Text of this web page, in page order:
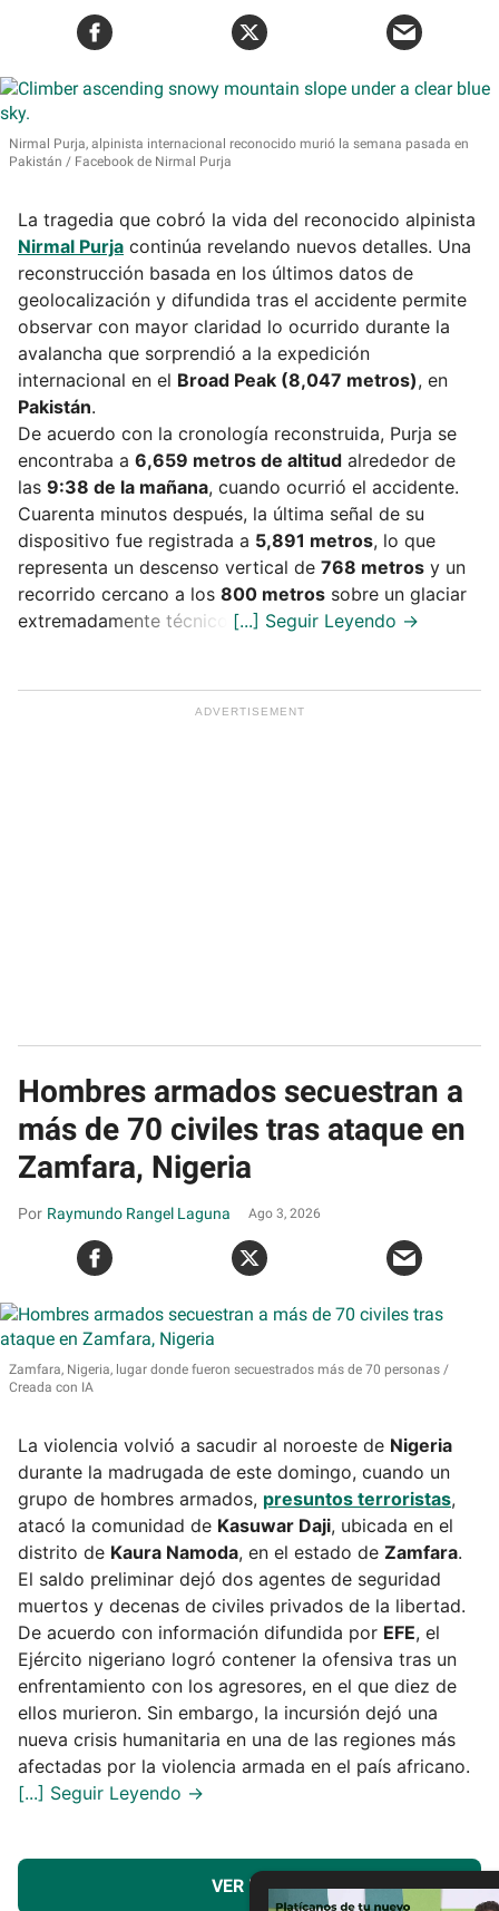
Nirmal Purja, alpinista internacional reconocido murió la semana pasada en
Pakistán
Facebook de Nirmal Purja
La tragedia que cobró la vida del reconocido alpinista
Nirmal Purja continúa revelando nuevos detalles. Una
reconstrucción basada en los últimos datos de
geolocalización y difundida tras el accidente permite
observar con mayor claridad lo ocurrido durante la
avalancha que sorprendió a la expedición
internacional en el Broad Peak (8,047 metros), en
Pakistán.
De acuerdo con la cronología reconstruida, Purja se
encontraba a 6,659 metros de altitud alrededor de
las 9:38 de la mañana, cuando ocurrió el accidente.
Cuarenta minutos después, la última señal de su
dispositivo fue registrada a 5,891 metros, lo que
representa un descenso vertical de 768 metros y un
recorrido cercano a los 800 metros sobre un glaciar
extremadamente técnico.
Hombres armados secuestran a
más de 70 civiles tras ataque en
Zamfara, Nigeria
Raymundo Rangel Laguna Ago 3, 2026
Zamfara, Nigeria, lugar donde fueron secuestrados más de 70 personas
Creada con IA
La violencia volvió a sacudir al noroeste de Nigeria
durante la madrugada de este domingo, cuando un
grupo de hombres armados, presuntos terroristas,
atacó la comunidad de Kasuwar Daji, ubicada en el
distrito de Kaura Namoda, en el estado de Zamfara.
El saldo preliminar dejó dos agentes de seguridad
muertos y decenas de civiles privados de la libertad.
De acuerdo con información difundida por EFE, el
Ejército nigeriano logró contener la ofensiva tras un
enfrentamiento con los agresores, en el que diez de
ellos murieron. Sin embargo, la incursión dejó una
nueva crisis humanitaria en una de las regiones más
afectadas por la violencia armada en el país africano.
VER MÁS